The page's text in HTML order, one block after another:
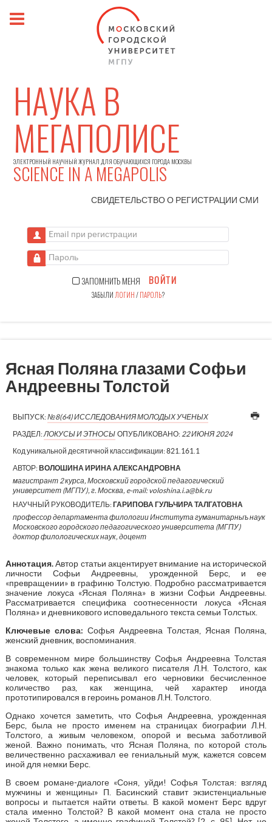
НАУКА В
МЕГАПОЛИСЕ
ЭЛЕКТРОННЫЙ НАУЧНЫЙ ЖУРНАЛ ДЛЯ ОБУЧАЮЩИХСЯ ГОРОДА МОСКВЫ
SCIENCE IN A MEGAPOLIS
СВИДЕТЕЛЬСТВО О РЕГИСТРАЦИИСМИ
Email при регистрации
Пароль
ЗАПОМНИТЬ МЕНЯ ВОЙТИ
ЗАБЫЛИ ЛОГИН/ПАРОЛЬ?
Ясная Поляна глазами Софьи
Андреевны Толстой
ВЫПУСК:№8(64) ИССЛЕДОВАНИЯ МОЛОДЫХ УЧЕНЫХ
РАЗДЕЛ:ЛОКУСЫ И ЭТНОСЫ ОПУБЛИКОВАНО: 22 ИЮНЯ 2024
Код уникальной десятичной классификации:821.161.1
АВТОР:ВОЛОШИНА ИРИНА АЛЕКСАНДРОВНА
магистрант 2 курса, Московский городской педагогический
университет (МГПУ), г. Москва, e-mail: voloshina.i.a@bk.ru
НАУЧНЫЙ РУКОВОДИТЕЛЬ:ГАРИПОВА ГУЛЬЧИРА ТАЛГАТОВНА
профессор департамента филологии Института гуманитарныъ наук
Московского городского педагогического университета (МГПУ)
доктор филологических наук, доцент
Аннотация.Автор статьи акцентирует внимание на исторической
личности Софьи Андреевны, урожденной Берс, и ее
«превращении» в графиню Толстую. Подробно рассматривается
значение локуса «Ясная Поляна» в жизни Софьи Андреевны.
Рассматривается специфика соотнесенности локуса «Ясная
Поляна» и дневникового исповедального текста семьи Толстых.
Ключевые слова: Софья Андреевна Толстая, Ясная Поляна,
женский дневник, воспоминания.
В современном мире большинству Софья Андреевна Толстая
знакома только как жена великого писателя Л.Н. Толстого, как
человек, который переписывал его черновики бесчисленное
количество раз, как женщина, чей характер иногда
прототипировался в героинь романов Л.Н. Толстого.
Однако хочется заметить, что Софья Андреевна, урожденная
Берс, была не просто именем на страницах биографии Л.Н.
Толстого, а живым человеком, опорой и весьма заботливой
женой. Важно понимать, что Ясная Поляна, по которой столь
величественно расхаживал ее гениальный муж, кажется совсем
иной для немки Берс.
В своем романе-диалоге «Соня, уйди! Софья Толстая: взгляд
мужчины и женщины» П. Басинский ставит экзистенциальные
вопросы и пытается найти ответы. В какой момент Берс вдруг
стала именно Толстой? В какой момент она стала не просто